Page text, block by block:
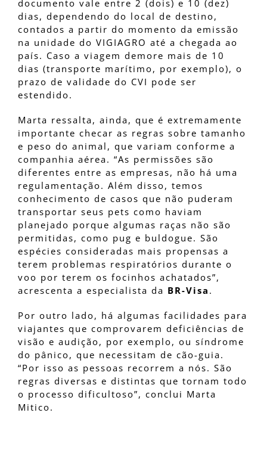
documento vale entre 2 (dois) e 10 (dez)
dias, dependendo do local de destino,
contados a partir do momento da emissão
na unidade do VIGIAGRO até a chegada ao
país. Caso a viagem demore mais de 10
dias (transporte marítimo, por exemplo), o
prazo de validade do CVI pode ser
estendido.
Marta ressalta, ainda, que é extremamente
importante checar as regras sobre tamanho
e peso do animal, que variam conforme a
companhia aérea. “As permissões são
diferentes entre as empresas, não há uma
regulamentação. Além disso, temos
conhecimento de casos que não puderam
transportar seus pets como haviam
planejado porque algumas raças não são
permitidas, como pug e buldogue. São
espécies consideradas mais propensas a
terem problemas respiratórios durante o
voo por terem os focinhos achatados”,
acrescenta a especialista da BR-Visa .
Por outro lado, há algumas facilidades para
viajantes que comprovarem deficiências de
visão e audição, por exemplo, ou síndrome
do pânico, que necessitam de cão-guia.
“Por isso as pessoas recorrem a nós. São
regras diversas e distintas que tornam todo
o processo dificultoso”, conclui Marta
Mitico.